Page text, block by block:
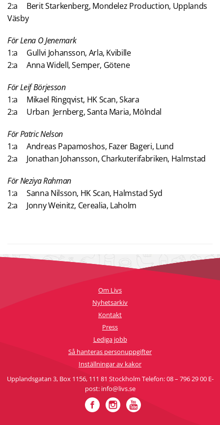
2:a Berit Starkenberg, Mondelez Production, Upplands
Väsby
För Lena O Jenemark
1:a Gullvi Johansson, Arla, Kvibille
2:a Anna Widell, Semper, Götene
För Leif Börjesson
1:a Mikael Ringqvist, HK Scan, Skara
2:a Urban Jernberg, Santa Maria, Mölndal
För Patric Nelson
1:a Andreas Papamoshos, Fazer Bageri, Lund
2:a Jonathan Johansson, Charkuterifabriken, Halmstad
För Neziya Rahman
1:a Sanna Nilsson, HK Scan, Halmstad Syd
2:a Jonny Weinitz, Cerealia, Laholm
Om Livs
Nyhetsarkiv
Kontakt
Press
Lediga jobb
Så hanteras personuppgifter
Inställningar av kakor
Upplandsgatan 3, Box 1156, 111 81 Stockholm Telefon: 08 – 796 29 00 E-
post: info@livs.se
FacebookInstagram